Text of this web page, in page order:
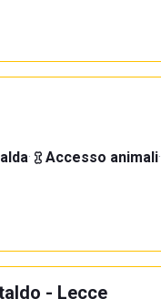
· Accesso animali·
- Lecce